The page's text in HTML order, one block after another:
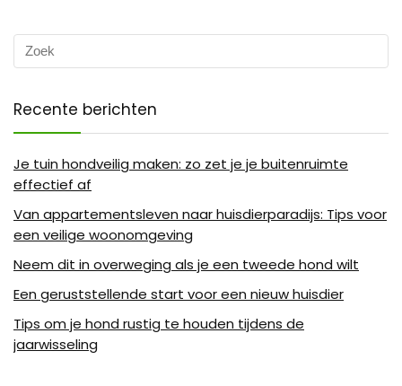
Recente berichten
Je tuin hondveilig maken: zo zet je je buitenruimte
effectief af
Van appartementsleven naar huisdierparadijs: Tips voor
een veilige woonomgeving
Neem dit in overweging als je een tweede hond wilt
Een geruststellende start voor een nieuw huisdier
Tips om je hond rustig te houden tijdens de
jaarwisseling